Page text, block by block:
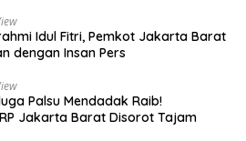
Idul Fitri, Pemkot Jakarta Barat
dengan Insan Pers
Palsu Mendadak Raib!
Jakarta Barat Disorot Tajam